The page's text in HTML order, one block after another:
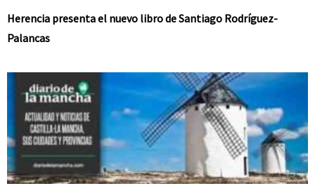
Herencia presenta el nuevo libro de Santiago Rodríguez-
Palancas